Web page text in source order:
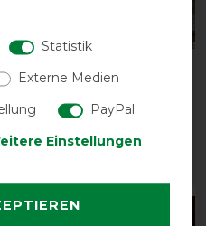
LeMieux Wither Relief
vorher 119,95 €
101,95 € *
Statistik
Externe Medien
PayPal
Einstellungen